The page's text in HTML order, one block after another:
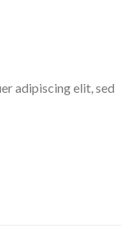
adipiscing elit, sed